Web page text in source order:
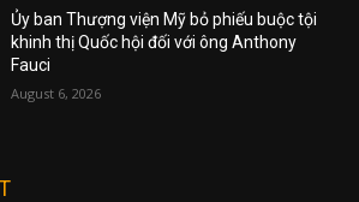
Ủy ban Thượng viện Mỹ bỏ phiếu buộc tội
khinh thị Quốc hội đối với ông Anthony
Fauci
August 6, 2026